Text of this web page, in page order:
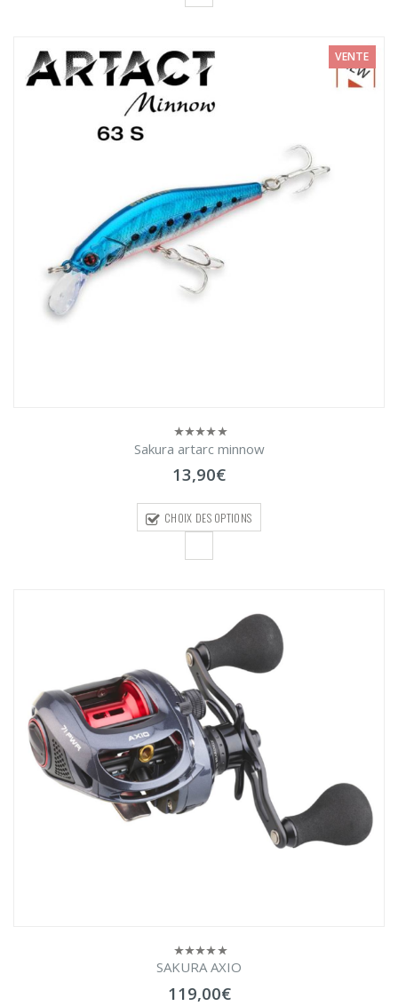
VENTE
0
5
Sakura artarc minnow
13,90€
CHOIX DES OPTIONS
0
5
SAKURA AXIO
119,00€